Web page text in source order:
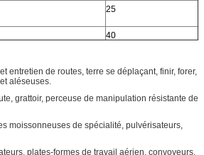
25
40
entretien de routes, terre se déplaçant, finir, forer,
aléseuses.
grattoir, perceuse de manipulation résistante de
moissonneuses de spécialité, pulvérisateurs,
plates-formes de travail aérien, convoyeurs,